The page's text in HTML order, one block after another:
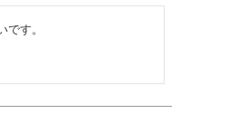
す。